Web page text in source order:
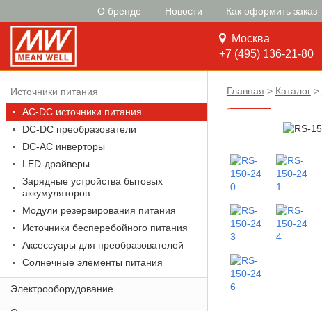
О бренде Новости Как оформить заказ
Москва
+7 (495) 136-21-80
Источники питания
AC-DC источники питания
DC-DC преобразователи
DC-AC инверторы
LED-драйверы
Зарядные устройства бытовых
аккумуляторов
Модули резервирования питания
Источники бесперебойного питания
Аксессуары для преобразователей
Солнечные элементы питания
Электрооборудование
Главная > Каталог >